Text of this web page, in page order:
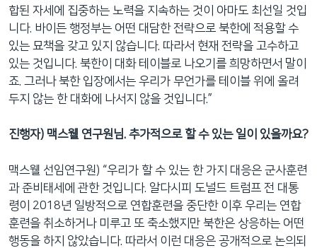
합된 자세에 집중하는 노력을 지속하는 것이 아마도 최선일 것입
니다. 바이든 행정부는 어떤 대담한 전략으로 북한에 적용할 수
있는 묘책을 갖고 있지 않습니다. 따라서 현재 전략을 고수하고
있는 것입니다. 북한이 대화 테이블로 나오기를 희망하면서 말이
죠. 그러나 북한 입장에서는 우리가 무언가를 테이블 위에 올려
두지 않는 한 대화에 나서지 않을 것입니다.”
진행자) 맥스웰 연구원님. 추가적으로 할 수 있는 일이 있을까요?
맥스웰 선임연구원) “우리가 할 수 있는 한 가지 대응은 군사훈련
과 준비태세에 관한 것입니다. 알다시피 도널드 트럼프 전 대통
령이 2018년 일방적으로 연합훈련을 중단한 이후 우리는 연합
훈련을 취소하거나 미루고 또 축소했지만 북한은 상응하는 어떤
행동을 하지 않았습니다. 따라서 이런 대응은 공개적으로 논의되